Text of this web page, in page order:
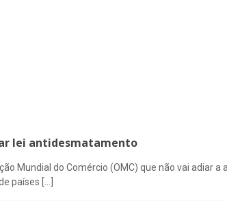
lei antidesmatamento
Mundial do Comércio (OMC) que não vai adiar a
países